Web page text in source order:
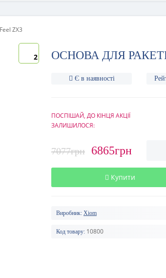
ZX3
2 ОСНОВА ДЛЯ
Є в наявності
ПОСПІШАЙ, ДО КІНЦЯ АКЦІЇ
ЗАЛИШИЛОСЯ:
7077грн 6865грн
Купити
Виробник: Xiom
Код товару: 10800